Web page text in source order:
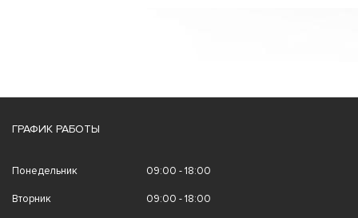
ГРАФИК РАБОТЫ
Понедельник 09:00 - 18:00
Вторник 09:00 - 18:00